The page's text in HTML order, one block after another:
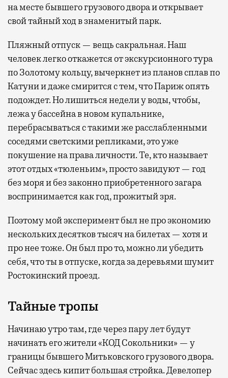
на месте бывшего грузового двора и открывает
свой тайный ход в знаменитый парк.
Пляжный отпуск — вещь сакральная. Наш
человек легко откажется от экскурсионного тура
по Золотому кольцу, вычеркнет из планов сплав по
Катуни и даже смирится с тем, что Париж опять
подождет. Но лишиться недели у воды, чтобы,
лежа у бассейна в новом купальнике,
перебрасываться с такими же расслабленными
соседями светскими репликами, это уже
покушение на права личности. Те, кто называет
этот отдых «тюленьим», просто завидуют — год
без моря и без законно приобретенного загара
воспринимается как год, прожитый зря.
Поэтому мой эксперимент был не про экономию
нескольких десятков тысяч на билетах — хотя и
про нее тоже. Он был про то, можно ли убедить
себя, что ты в отпуске, когда за деревьями шумит
Ростокинский проезд.
Тайные тропы
Начинаю утро там, где через пару лет будут
начинать его жители «КОД Сокольники» — у
границы бывшего Митьковского грузового двора.
Сейчас здесь кипит большая стройка. Девелопер